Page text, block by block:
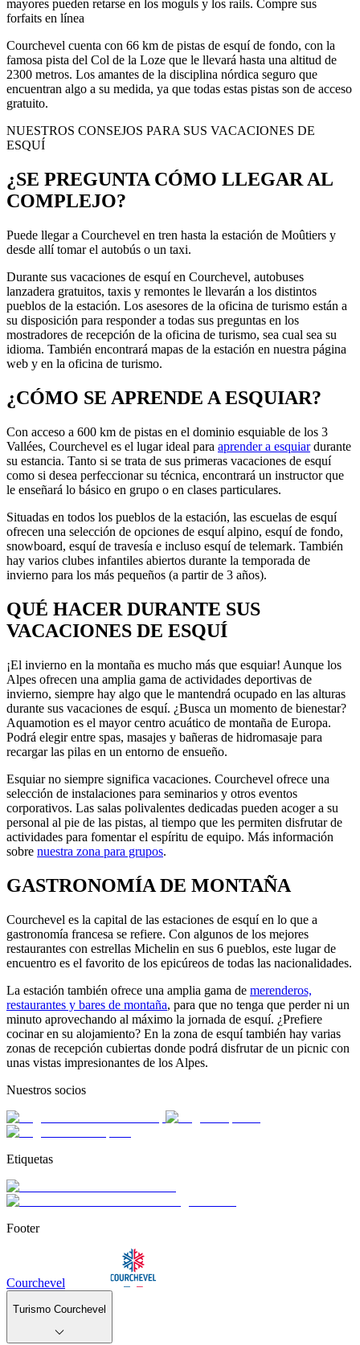
mayores pueden retarse en los moguls y los rails. Compre sus
forfaits en línea
Courchevel cuenta con 66 km de pistas de esquí de fondo, con la
famosa pista del Col de la Loze que le llevará hasta una altitud de
2300 metros. Los amantes de la disciplina nórdica seguro que
encuentran algo a su medida, ya que todas estas pistas son de acceso
gratuito.
NUESTROS CONSEJOS PARA SUS VACACIONES DE
ESQUÍ
¿SE PREGUNTA CÓMO LLEGAR AL
COMPLEJO?
Puede llegar a Courchevel en tren hasta la estación de Moûtiers y
desde allí tomar el autobús o un taxi.
Durante sus vacaciones de esquí en Courchevel, autobuses
lanzadera gratuitos, taxis y remontes le llevarán a los distintos
pueblos de la estación. Los asesores de la oficina de turismo están a
su disposición para responder a todas sus preguntas en los
mostradores de recepción de la oficina de turismo, sea cual sea su
idioma. También encontrará mapas de la estación en nuestra página
web y en la oficina de turismo.
¿CÓMO SE APRENDE A ESQUIAR?
Con acceso a 600 km de pistas en el dominio esquiable de los 3
Vallées, Courchevel es el lugar ideal para aprender a esquiardurante
su estancia. Tanto si se trata de sus primeras vacaciones de esquí
como si desea perfeccionar su técnica, encontrará un instructor que
le enseñará lo básico en grupo o en clases particulares.
Situadas en todos los pueblos de la estación, las escuelas de esquí
ofrecen una selección de opciones de esquí alpino, esquí de fondo,
snowboard, esquí de travesía e incluso esquí de telemark. También
hay varios clubes infantiles abiertos durante la temporada de
invierno para los más pequeños (a partir de 3 años).
QUÉ HACER DURANTE SUS
VACACIONES DE ESQUÍ
¡El invierno en la montaña es mucho más que esquiar! Aunque los
Alpes ofrecen una amplia gama de actividades deportivas de
invierno, siempre hay algo que le mantendrá ocupado en las alturas
durante sus vacaciones de esquí. ¿Busca un momento de bienestar?
Aquamotion es el mayor centro acuático de montaña de Europa.
Podrá elegir entre spas, masajes y bañeras de hidromasaje para
recargar las pilas en un entorno de ensueño.
Esquiar no siempre significa vacaciones. Courchevel ofrece una
selección de instalaciones para seminarios y otros eventos
corporativos. Las salas polivalentes dedicadas pueden acoger a su
personal al pie de las pistas, al tiempo que les permiten disfrutar de
actividades para fomentar el espíritu de equipo. Más información
sobre nuestra zona para grupos.
GASTRONOMÍA DE MONTAÑA
Courchevel es la capital de las estaciones de esquí en lo que a
gastronomía francesa se refiere. Con algunos de los mejores
restaurantes con estrellas Michelin en sus 6 pueblos, este lugar de
encuentro es el favorito de los epicúreos de todas las nacionalidades.
La estación también ofrece una amplia gama de merenderos,
restaurantes y bares de montaña, para que no tenga que perder ni un
minuto aprovechando al máximo la jornada de esquí. ¿Prefiere
cocinar en su alojamiento? En la zona de esquí también hay varias
zonas de recepción cubiertas donde podrá disfrutar de un picnic con
unas vistas impresionantes de los Alpes.
Nuestros socios
Etiquetas
Footer
Courchevel
Turismo Courchevel